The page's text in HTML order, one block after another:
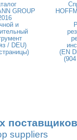
GROUP
и
/ DEU)
(EN
suppliers